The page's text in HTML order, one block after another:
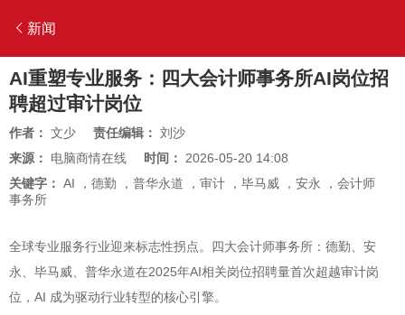
新闻
AI重塑专业服务：四大会计师事务所AI岗位招
聘超过审计岗位
作者： 文少 责任编辑： 刘沙
来源： 电脑商情在线 时间： 2026-05-20 14:08
关键字： AI ， 德勤 ， 普华永道 ， 审计 ， 毕马威 ， 安永 ， 会计师
事务所
全球专业服务行业迎来标志性拐点。四大会计师事务所：德勤、安
永、毕马威、普华永道在2025年AI相关岗位招聘量首次超越审计岗
位，AI 成为驱动行业转型的核心引擎。